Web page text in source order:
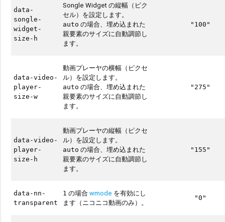
data-
songle-
widget-
size-h
Songle Widget の縦幅（ピク
セル）を設定します。
auto の場合、埋め込まれた
親要素のサイズに自動調節し
ます。
"100"
data-video-
player-
size-w
動画プレーヤの横幅（ピクセ
ル）を設定します。
auto の場合、埋め込まれた
親要素のサイズに自動調節し
ます。
"275"
data-video-
player-
size-h
動画プレーヤの縦幅（ピクセ
ル）を設定します。
auto の場合、埋め込まれた
親要素のサイズに自動調節し
ます。
"155"
data-nn-
transparent
1 の場合wmode を有効にし
ます（ニコニコ動画のみ）。
"0"